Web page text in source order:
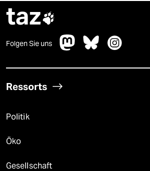
taz
Folgen Sie uns
Ressorts
Politik
Öko
Gesellschaft